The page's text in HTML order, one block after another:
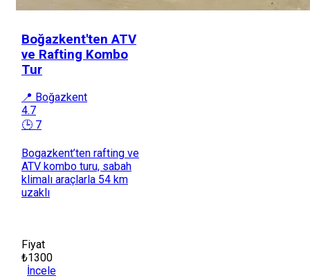
Boğazkent'ten ATV
ve Rafting Kombo
Tur
📍 Boğazkent
4.7
🕒 7
Bogazkent’ten rafting ve
ATV kombo turu, sabah
klimalı araçlarla 54 km
uzaklı
Fiyat
₺1300
İncele